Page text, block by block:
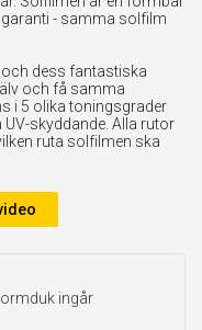
- samma solfilm
dess fantastiska
och få samma
i 5 olika toningsgrader
skyddande. Alla rutor
ruta solfilmen ska
ingår